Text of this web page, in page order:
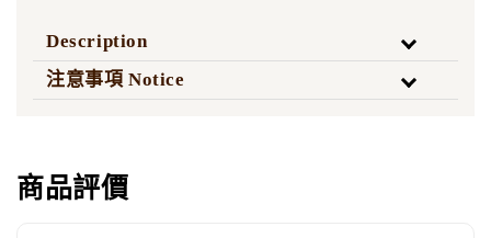
Description
注意事項 Notice
商品評價